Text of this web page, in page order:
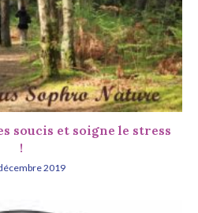
soucis et soigne le stress
!
2019